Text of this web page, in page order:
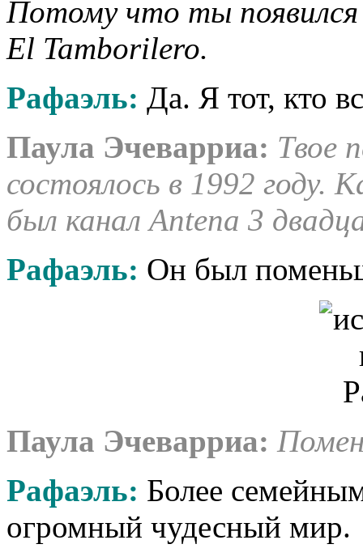
Потому что ты
El Tamborilero.
Рафаэль: Да. Я тот, кто
Паула Эчеварриа: Твое
состоялось в 1992 году.
был канал Antena 3
Рафаэль: Он был
Паула Эчеварриа:
Рафаэль: Более
огромный чудесный мир.